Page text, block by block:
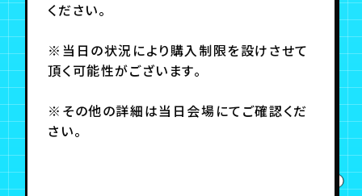
ください。
※当日の状況により購入制限を設けさせて
頂く可能性がございます。
※その他の詳細は当日会場にてご確認くだ
さい。